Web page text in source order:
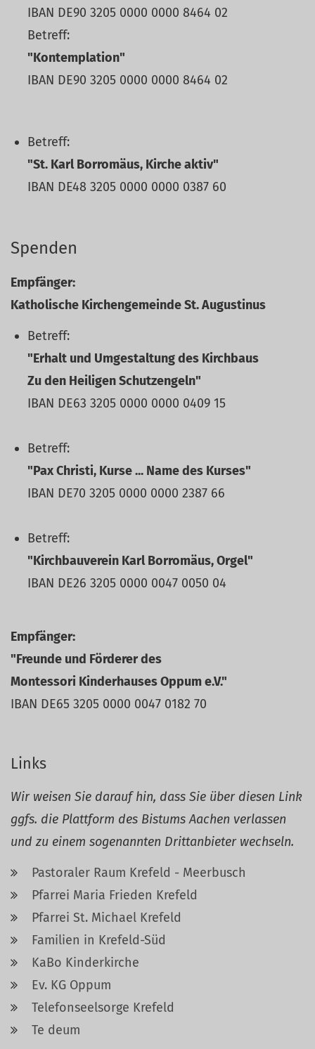
IBAN DE90 3205 0000 0000 8464 02
Betreff:
"Kontemplation"
IBAN DE90 3205 0000 0000 8464 02
Betreff:
"St. Karl Borromäus, Kirche aktiv"
IBAN DE48 3205 0000 0000 0387 60
Spenden
Empfänger:
Katholische Kirchengemeinde St. Augustinus
Betreff:
"Erhalt und Umgestaltung des Kirchbaus
Zu den Heiligen Schutzengeln"
IBAN DE63 3205 0000 0000 0409 15
Betreff:
"Pax Christi, Kurse ... Name des Kurses"
IBAN DE70 3205 0000 0000 2387 66
Betreff:
"Kirchbauverein Karl Borromäus, Orgel"
IBAN DE26 3205 0000 0047 0050 04
Empfänger:
"Freunde und Förderer des
Montessori Kinderhauses Oppum e.V."
IBAN DE65 3205 0000 0047 0182 70
Links
Wir weisen Sie darauf hin, dass Sie über diesen Link
ggfs. die Plattform des Bistums Aachen verlassen
und zu einem sogenannten Drittanbieter wechseln.
Pastoraler Raum Krefeld - Meerbusch
Pfarrei Maria Frieden Krefeld
Pfarrei St. Michael Krefeld
Familien in Krefeld-Süd
KaBo Kinderkirche
Ev. KG Oppum
Telefonseelsorge Krefeld
Te deum